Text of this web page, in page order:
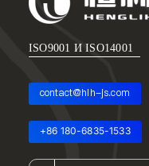
ISO9001 И ISO14001
contact@hlh-js.com
+86 180-6835-1533